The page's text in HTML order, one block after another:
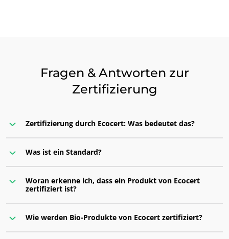
Fragen & Antworten zur
Zertifizierung
Zertifizierung durch Ecocert: Was bedeutet das?
Was ist ein Standard?
Woran erkenne ich, dass ein Produkt von Ecocert
zertifiziert ist?
Wie werden Bio-Produkte von Ecocert zertifiziert?